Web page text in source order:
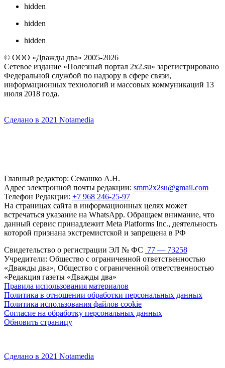
hidden
hidden
hidden
© ООО «Дважды два» 2005-2026
Сетевое издание «Полезный портал 2x2.su» зарегистрировано
Федеральной службой по надзору в сфере связи,
информационных технологий и массовых коммуникаций 13
июля 2018 года.
Сделано в 2021 Notamedia
Главный редактор: Семашко А.Н.
Адрес электронной почты редакции: smm2x2su@gmail.com
Телефон Редакции: +7 968 246-25-97
На страницах сайта в информационных целях может
встречаться указание на WhatsApp. Обращаем внимание, что
данный сервис принадлежит Meta Platforms Inc., деятельность
которой признана экстремистской и запрещена в РФ
Свидетельство о регистрации ЭЛ № ФС 77 — 73258
Учредители: Общество с ограниченной ответственностью
«Дважды два», Общество с ограниченной ответственностью
«Редакция газеты «Дважды два»
Правила использования материалов
Политика в отношении обработки персональных данных
Политика использования файлов cookie
Согласие на обработку персональных данных
Обновить страницу
Сделано в 2021 Notamedia